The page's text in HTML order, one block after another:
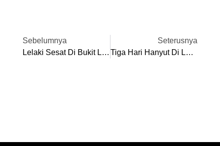
Sebelumnya
Lelaki Sesat Di Bukit Larut Ditemui Selamat
Seterusnya
Tiga Hari Hanyut Di Laut, TLDM Selamatkan Dua Nelayan Indonesia